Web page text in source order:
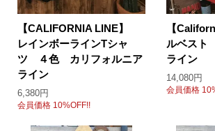
【CALIFORNIA LINE】
レインボーラインTシャ
ツ ４色 カリフォルニア
ライン
6,380円
会員価格 10%OFF!!
【
ルベスト
ライン
14,080円
会員価格